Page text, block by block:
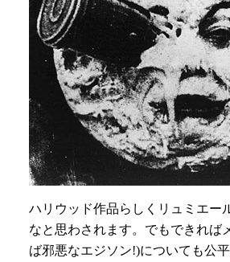
ハリウッド作品らしくリュミエー
なと思わされます。でもできれば
ば邪悪なエジソン!)についても公